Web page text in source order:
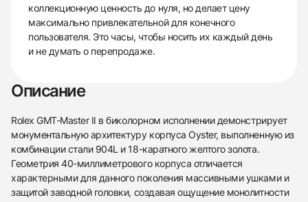
коллекционную ценность до нуля, но делает цену
максимально привлекательной для конечного
пользователя. Это часы, чтобы носить их каждый день
и не думать о перепродаже.
Описание
Rolex GMT-Master II в биколорном исполнении демонстрирует
монументальную архитектуру корпуса Oyster, выполненную из
комбинации стали 904L и 18-каратного желтого золота.
Геометрия 40-миллиметрового корпуса отличается
характерными для данного поколения массивными ушками и
защитой заводной головки, создавая ощущение монолитности